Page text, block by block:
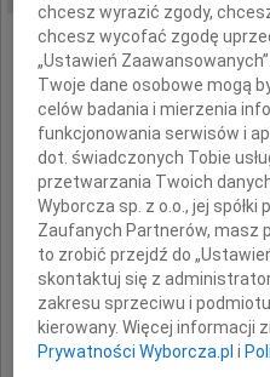
chcesz wyrazić zgody,
chcesz wycofać zgodę
„Ustawień Zaawansowanych”.
Twoje dane osobowe mogą
celów badania i mierzenia
funkcjonowania serwisów i
dot. świadczonych Tobie
przetwarzania Twoich
Wyborcza sp. z o.o., jej spółki
Zaufanych Partnerów, masz
to zrobić przejdź do
skontaktuj się z
zakresu sprzeciwu i
kierowany. Więcej informacji
Prywatności Wyborcza.pl i